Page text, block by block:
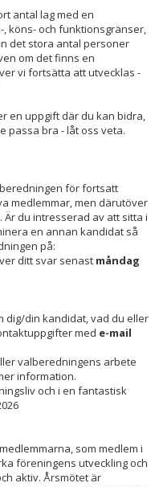
antal lag med en
köns- och funktionsgränser,
det stora antal personer
om det finns en
vi fortsätta att utvecklas -
en uppgift där du kan bidra,
passa bra - låt oss veta.
för fortsatt
medlemmar, men därutöver
du intresserad av att sitta i
en annan kandidat så
på:
ditt svar senast måndag
dig/din kandidat, vad du eller
med e-mail
valberedningens arbete
information.
och i en fantastisk
som medlem i
föreningens utveckling och
aktiv. Årsmötet är